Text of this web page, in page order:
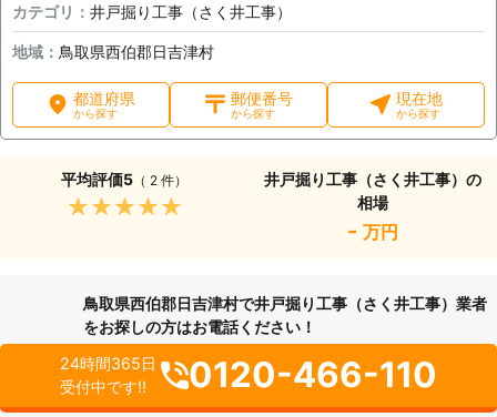
カテゴリ： 井戸掘り工事（さく井工事）
地域： 鳥取県西伯郡日吉津村
都道府県
から探す
郵便番号
から探す
現在地
から探す
平均評価5 （ 2 件）
★★★★★
井戸掘り工事（さく井工事）の
相場
- 万円
鳥取県西伯郡日吉津村で井戸掘り工事（さく井工事）業者
をお探しの方はお電話ください！
24時間365日
受付中です!!
0120-466-110